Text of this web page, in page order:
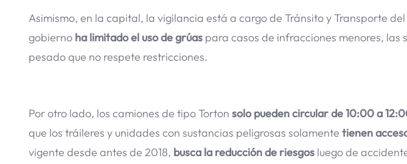
Asimismo, en la capital, la vigilancia está a cargo de Tránsito y Transporte
gobierno ha limitado el uso de grúas para casos de infracciones menores,
pesado que no respete restricciones.
Por otro lado, los camiones de tipo Torton solo pueden circular de 10:00 a
que los tráileres y unidades con sustancias peligrosas solamente tienen
vigente desde antes de 2018, busca la reducción de riesgos luego de